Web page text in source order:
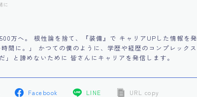
に
万へ。 根性論を捨て、『装備』で キャリアUPした情報を発
間に。」 かつての僕のように、学歴や経歴のコンプレックス
」と諦めないために 皆さんにキャリアを発信します。
Facebook LINE URL copy